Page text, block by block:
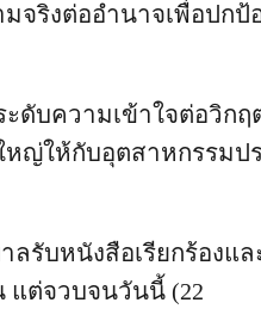
ริงต่ออำนาจเพื่อปกป้
ดับความเข้าใจต่อวิกฤ
หญ่ให้กับอุตสาหกรรมป
ลรับหนังสือเรียกร้องแล
แต่จวบจนวันนี้ (22